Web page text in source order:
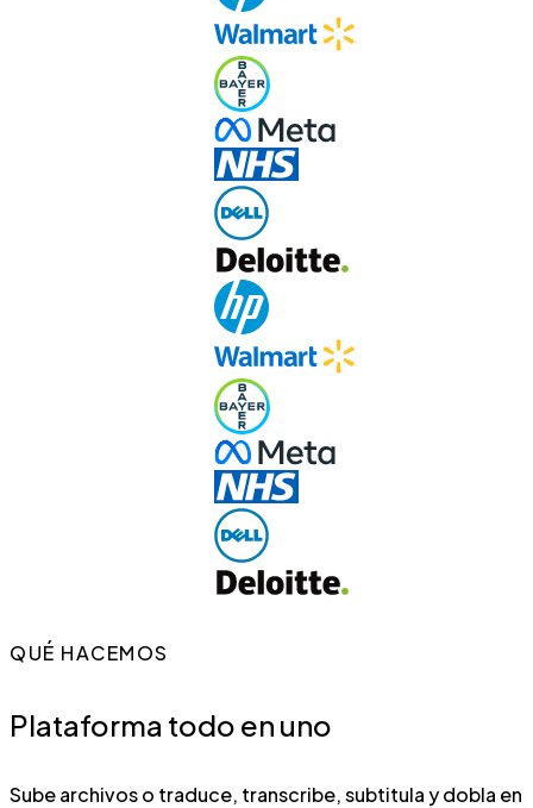
QUÉ HACEMOS
Plataforma todo en uno
Sube archivos o traduce, transcribe, subtitula y dobla en